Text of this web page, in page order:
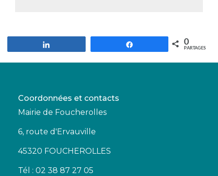
0
PARTAGES
Coordonnées et contacts
Mairie de Foucherolles
6, route d'Ervauville
45320 FOUCHEROLLES
Tél : 02 38 87 27 05